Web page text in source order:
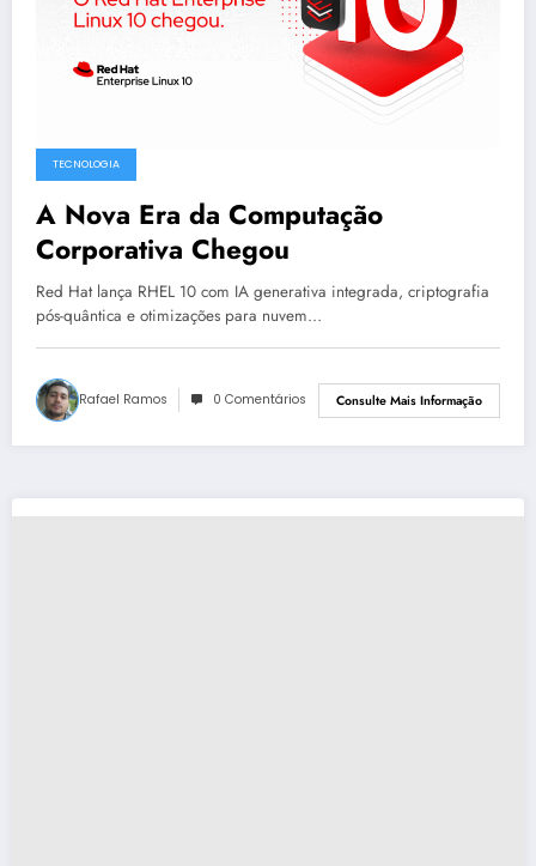
TECNOLOGIA
A Nova Era da Computação
Corporativa Chegou
Red Hat lança RHEL 10 com IA generativa integrada, criptografia
pós-quântica e otimizações para nuvem…
Rafael Ramos 0 Comentários Consulte Mais Informação